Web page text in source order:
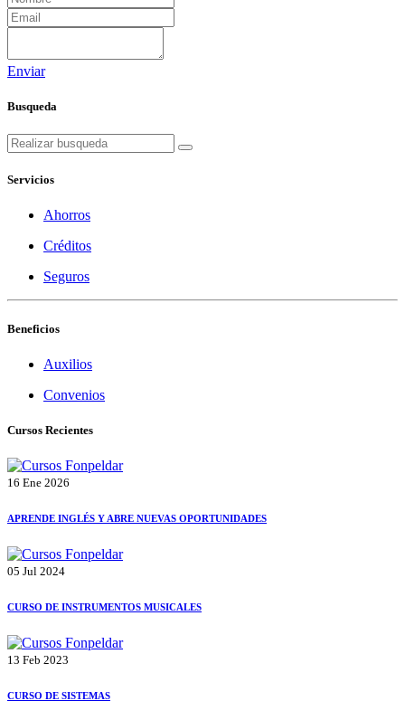
Enviar
Busqueda
Servicios
Ahorros
Créditos
Seguros
Beneficios
Auxilios
Convenios
Cursos Recientes
16 Ene 2026
APRENDE INGLÉS Y ABRE NUEVAS OPORTUNIDADES
05 Jul 2024
CURSO DE INSTRUMENTOS MUSICALES
13 Feb 2023
CURSO DE SISTEMAS